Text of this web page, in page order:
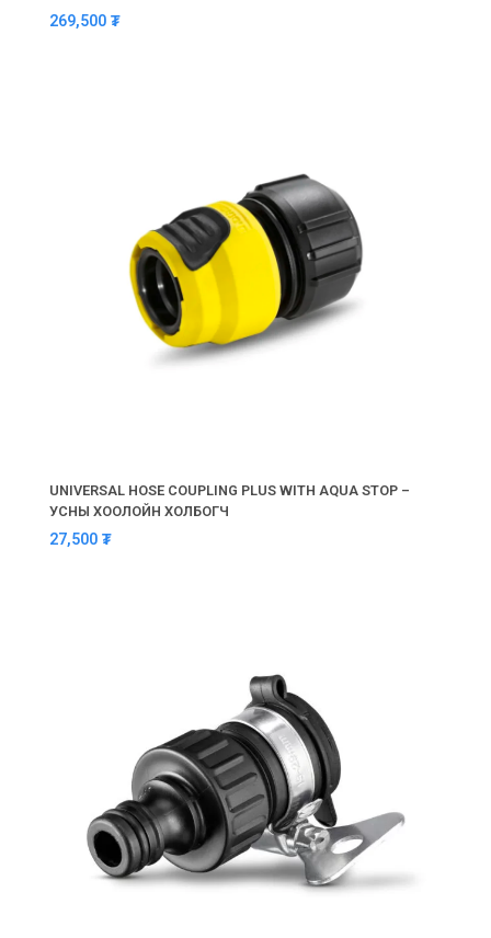
269,500 ₮
UNIVERSAL HOSE COUPLING PLUS WITH AQUA STOP –
УСНЫ ХООЛОЙН ХОЛБОГЧ
27,500 ₮